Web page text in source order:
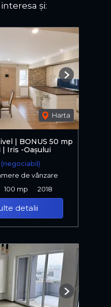
și:
Harta
Next
| BONUS 50 mp
| Iris -Oașului
(negociabil)
de vânzare
100 mp 2018
detalii
Next